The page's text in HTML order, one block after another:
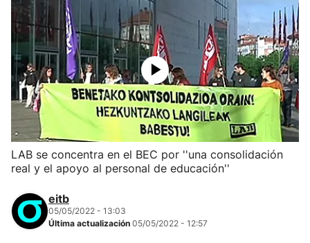
LAB se concentra en el BEC por ''una consolidación
real y el apoyo al personal de educación''
eitb
05/05/2022 - 13:03
Última actualización 05/05/2022 - 12:57